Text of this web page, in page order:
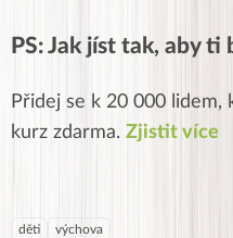
PS: Jak jíst tak, aby ti
Přidej se k 20 000 lidem,
kurz zdarma. Zjistit více
děti výchova